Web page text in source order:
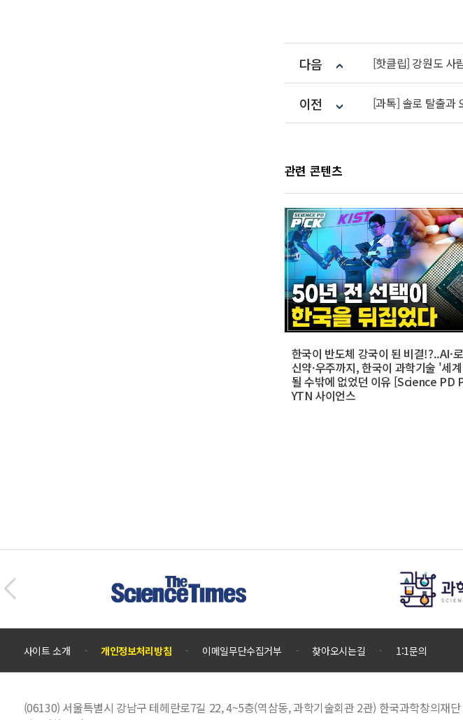
다음 [핫클립] 강원도 사
이전 [과톡] 솔로 탈출과
관련 콘텐츠
한국이 반도체 강국이 된 비결!?..AI·
신약·우주까지, 한국이 과학기술 '세
될 수밖에 없었던 이유 [Science PD
YTN 사이언스
사이트 소개 개인정보처리방침 이메일무단수집거부 찾아오시는길 1:1문의
(06130) 서울특별시 강남구 테헤란로7길 22, 4~5층(역삼동, 과학기술회관 2관) 한국과학창의재단